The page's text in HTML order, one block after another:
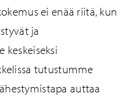
ei enää riitä, kun
ja
keskeiseksi
tutustumme
auttaa